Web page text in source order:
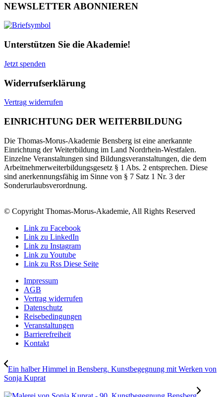
NEWSLETTER ABONNIEREN
Unterstützen Sie die Akademie!
Jetzt spenden
Widerrufserklärung
Vertrag widerrufen
EINRICHTUNG DER WEITERBILDUNG
Die Thomas-Morus-Akademie Bensberg ist eine anerkannte
Einrichtung der Weiterbildung im Land Nordrhein-Westfalen.
Einzelne Veranstaltungen sind Bildungsveranstaltungen, die dem
Arbeitnehmerweiterbildungsgesetz § 1 Abs. 2 entsprechen. Diese
sind anerkennungsfähig im Sinne von § 7 Satz 1 Nr. 3 der
Sonderurlaubsverordnung.
© Copyright Thomas-Morus-Akademie, All Rights Reserved
Link zu Facebook
Link zu LinkedIn
Link zu Instagram
Link zu Youtube
Link zu Rss Diese Seite
Impressum
AGB
Vertrag widerrufen
Datenschutz
Reisebedingungen
Veranstaltungen
Barrierefreiheit
Kontakt
Ein halber Himmel in Bensberg. Kunstbegegnung mit Werken von
Sonja Kuprat